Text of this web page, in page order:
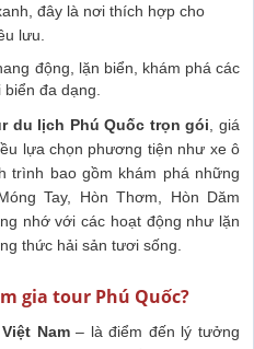
đây là nơi thích hợp cho
lưu.
động, lặn biển, khám phá các
biển đa dạng.
du lịch Phú Quốc trọn gói, giá
lựa chọn phương tiện như xe ô
trình bao gồm khám phá những
Tay, Hòn Thơm, Hòn Dăm
nhớ với các hoạt động như lặn
thức hải sản tươi sống.
gia tour Phú Quốc?
Nam– là điểm đến lý tưởng